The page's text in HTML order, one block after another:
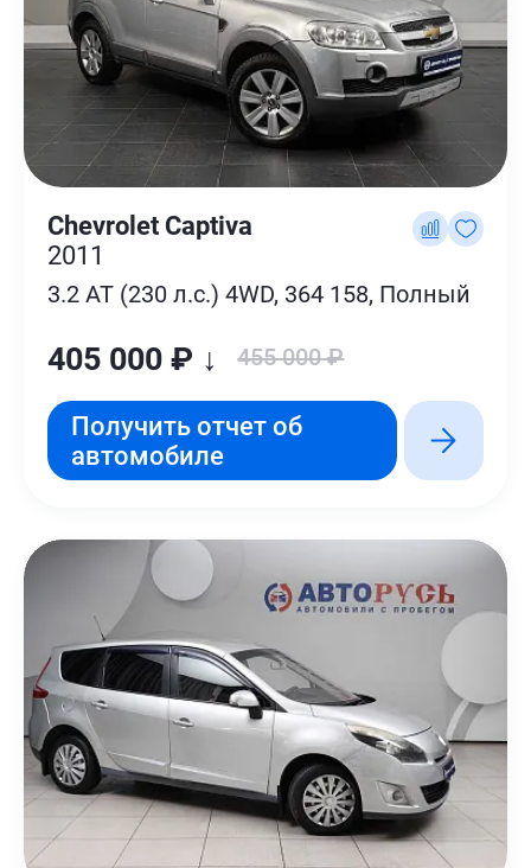
Chevrolet Captiva
2011
3.2 AT (230 л.с.) 4WD, 364 158, Полный
405 000 ₽ ↓ 455 000 ₽
Получить отчет об
автомобиле